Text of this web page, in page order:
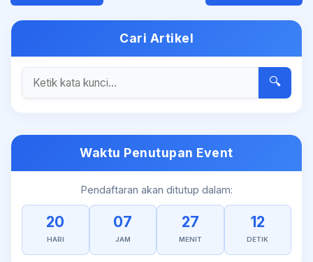
Cari Artikel
🔍
Waktu Penutupan Event
Pendaftaran akan ditutup dalam:
20
HARI
07
JAM
27
MENIT
12
DETIK